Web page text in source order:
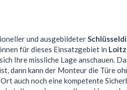
und ausgebildeter
für dieses Einsatzgebiet in
Ihre missliche Lage anschauen.
dann kann der Monteur die Türe
auch noch eine kompetente